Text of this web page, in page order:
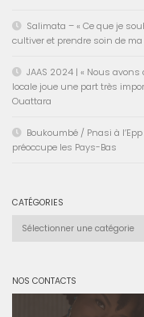
Salimata – « Ce que je
cultiver et prendre soin de ma
JAAS 2024 | « Nous
locale joue une part très
Ouattara
Boukoumbé / Pnasi à
préoccupe les Pays-Bas
CATÉGORIES
NOS CONTACTS